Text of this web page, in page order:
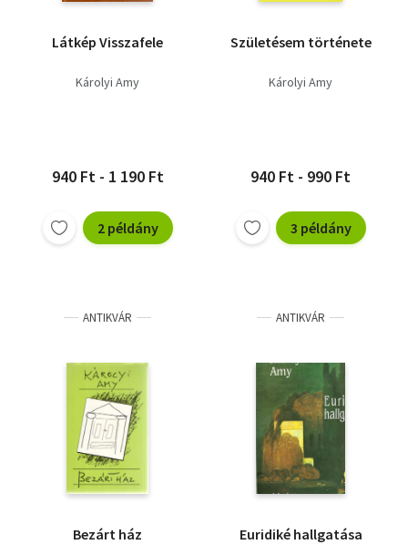
Látkép Visszafele
Károlyi Amy
940 Ft - 1 190 Ft
2 példány
Születésem története
Károlyi Amy
940 Ft - 990 Ft
3 példány
ANTIKVÁR
Bezárt ház
ANTIKVÁR
Euridiké hallgatása